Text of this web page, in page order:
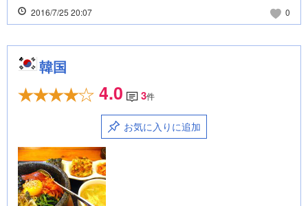
2016/7/25 20:07
0
韓国
4.0 3件
お気に入りに追加